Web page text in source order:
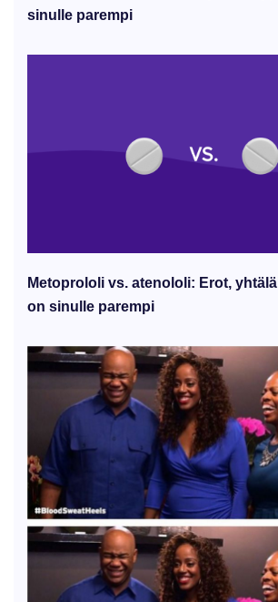
sinulle parempi
Metoprololi vs. atenololi: Erot,
on sinulle parempi